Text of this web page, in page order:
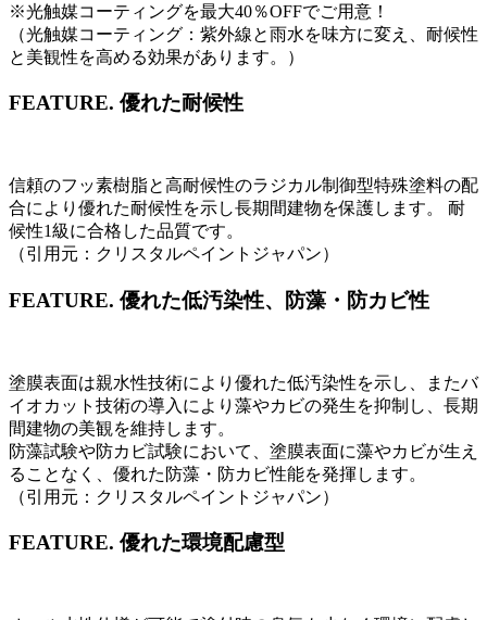
※光触媒コーティングを最大40％OFFでご用意！
（光触媒コーティング：紫外線と雨水を味方に変え、耐候性
と美観性を高める効果があります。）
FEATURE. 優れた耐候性
信頼のフッ素樹脂と高耐候性のラジカル制御型特殊塗料の配
合により優れた耐候性を示し長期間建物を保護します。 耐
候性1級に合格した品質です。
（引用元：クリスタルペイントジャパン）
FEATURE. 優れた低汚染性、防藻・防カビ性
塗膜表面は親水性技術により優れた低汚染性を示し、またバ
イオカット技術の導入により藻やカビの発生を抑制し、長期
間建物の美観を維持します。
防藻試験や防カビ試験において、塗膜表面に藻やカビが生え
ることなく、優れた防藻・防カビ性能を発揮します。
（引用元：クリスタルペイントジャパン）
FEATURE. 優れた環境配慮型